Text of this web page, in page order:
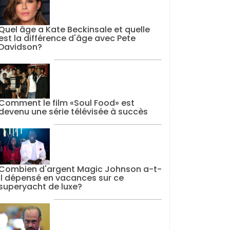
âge a Kate Beckinsale et quelle
la différence d'âge avec Pete
le film «Soul Food» est
une série télévisée à succès
d'argent Magic Johnson a-t-
dépensé en vacances sur ce
de luxe?